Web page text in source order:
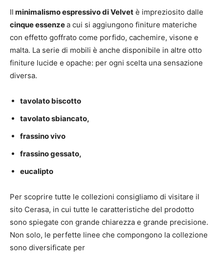
Il minimalismo espressivo di Velvet è impreziosito dalle
cinque essenzea cui si aggiungono finiture materiche
con effetto goffrato come porfido, cachemire, visone e
malta. La serie di mobili è anche disponibile in altre otto
finiture lucide e opache: per ogni scelta una sensazione
diversa.
tavolato biscotto
tavolato sbiancato,
frassino vivo
frassino gessato,
eucalipto
Per scoprire tutte le collezioni consigliamo di visitare il
sito Cerasa, in cui tutte le caratteristiche del prodotto
sono spiegate con grande chiarezza e grande precisione.
Non solo, le perfette linee che compongono la collezione
sono diversificate per